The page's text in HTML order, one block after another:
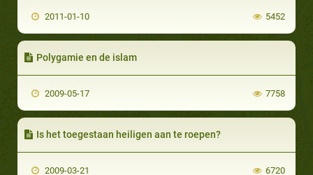
2011-01-10 5452
Polygamie en de islam
2009-05-17 7758
Is het toegestaan heiligen aan te roepen?
2009-03-21 6720